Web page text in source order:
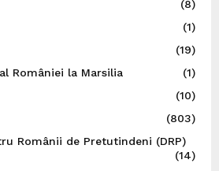
(8)
(1)
(19)
României la Marsilia
(1)
(10)
(803)
Românii de Pretutindeni (DRP)
(14)